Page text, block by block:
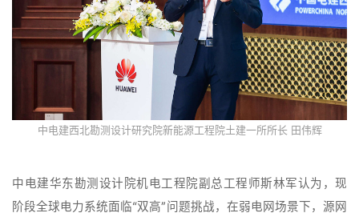
中电建西北勘测设计研究院新能源工程院土建一所所长 田伟辉
中电建华东勘测设计院机电工程院副总工程师斯林军认为，现
阶段全球电力系统面临“双高”问题挑战，在弱电网场景下，源网